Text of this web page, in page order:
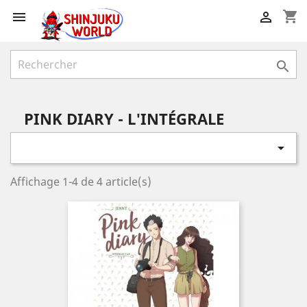
 shopping_cart


PINK DIARY - L'INTÉGRALE

Affichage 1-4 de 4 article(s)